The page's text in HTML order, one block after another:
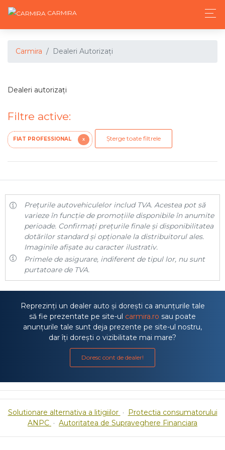
CARMIRA
Carmira Dealeri Autorizați
Dealeri autorizați
Filtre active:
FIAT PROFESSIONAL X Șterge toate filtrele
Prețurile autovehiculelor includ TVA. Acestea pot să
varieze în funcție de promoțiile disponibile în anumite
perioade. Confirmați prețurile finale și disponibilitatea
dotărilor standard și opționale la distribuitorul ales.
Imaginile afișate au caracter ilustrativ.
Primele de asigurare, indiferent de tipul lor, nu sunt
purtatoare de TVA.
Reprezinți un dealer auto și dorești ca anunțurile tale
să fie prezentate pe site-ul carmira.ro sau poate
anunțurile tale sunt deja prezente pe site-ul nostru,
dar îți dorești o vizibilitate mai mare?
Doresc cont de dealer!
Solutionare alternativa a litigiilor · Protectia consumatorului
ANPC · Autoritatea de Supraveghere Financiara